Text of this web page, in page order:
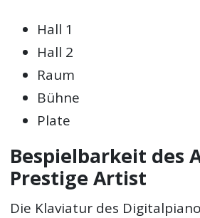
Hall 1
Hall 2
Raum
Bühne
Plate
Bespielbarkeit des
Prestige Artist
Die Klaviatur des